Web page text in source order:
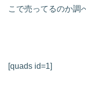
こで売ってるのか調
[quads id=1]